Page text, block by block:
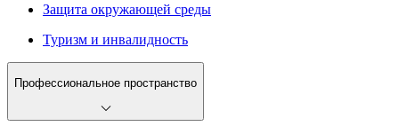
Защита окружающей среды
Туризм и инвалидность
Профессиональное пространство